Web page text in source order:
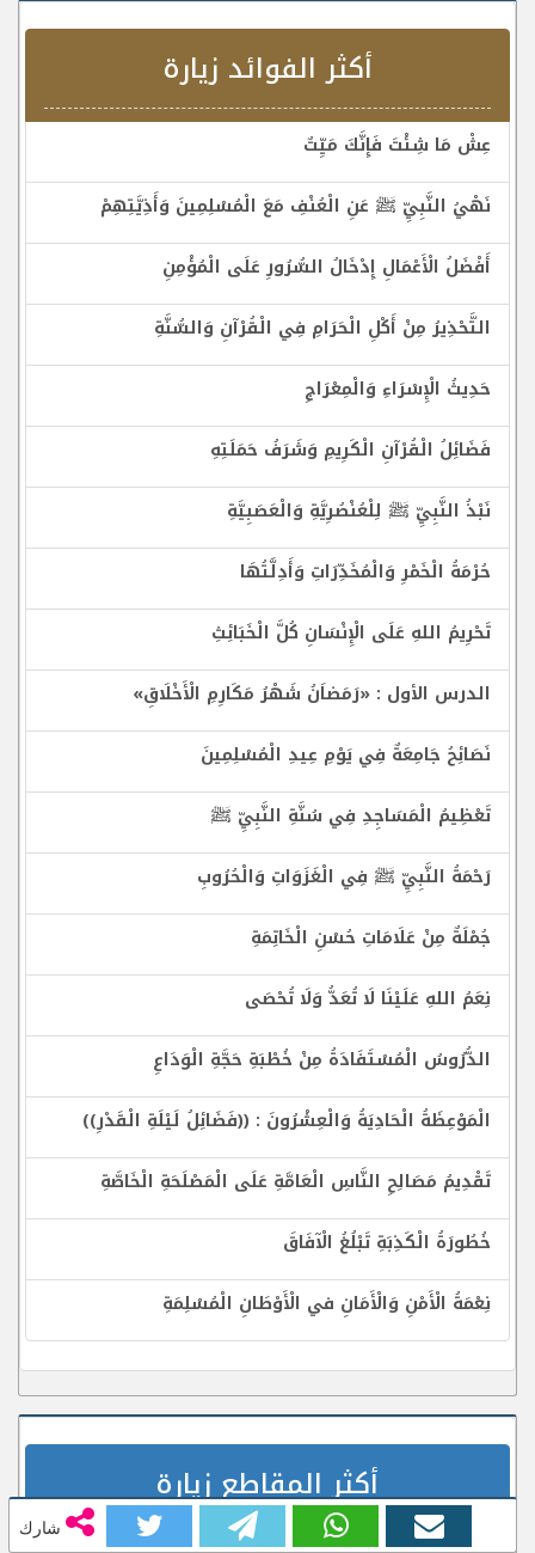
شارك
أكثر الفوائد زيارة
عِشْ مَا شِئْتَ فَإِنَّكَ مَيِّتٌ
نَهْيُ النَّبِيِّ ﷺ عَنِ الْعُنْفِ مَعَ الْمُسْلِمِينَ وَأَذِيَّتِهِمْ
أَفْضَلُ الْأَعْمَالِ إِدْخَالُ السُّرُورِ عَلَى الْمُؤْمِنِ
التَّحْذِيرُ مِنْ أَكْلِ الْحَرَامِ فِي الْقُرْآنِ وَالسُّنَّةِ
حَدِيثُ الْإِسْرَاءِ وَالْمِعْرَاجِ
فَضَائِلُ الْقُرْآنِ الْكَرِيمِ وَشَرَفُ حَمَلَتِهِ
نَبْذُ النَّبِيِّ ﷺ لِلْعُنْصُرِيَّةِ وَالْعَصَبِيَّةِ
حُرْمَةُ الْخَمْرِ وَالْمُخَدِّرَاتِ وَأَدِلَّتُهَا
تَحْرِيمُ اللهِ عَلَى الْإِنْسَانِ كُلَّ الْخَبَائِثِ
الدرس الأول : «رَمَضاَنُ شَهْرُ مَكَارِمِ الْأَخْلَاقِ»
نَصَائِحُ جَامِعَةٌ فِي يَوْمِ عِيدِ الْمُسْلِمِينَ
تَعْظِيمُ الْمَسَاجِدِ فِي سُنَّةِ النَّبِيِّ ﷺ
رَحْمَةُ النَّبِيِّ ﷺ فِي الْغَزَوَاتِ وَالْحُرُوبِ
جُمْلَةٌ مِنْ عَلَامَاتِ حُسْنِ الْخَاتِمَةِ
نِعَمُ اللهِ عَلَيْنَا لَا تُعَدُّ وَلَا تُحْصَى
الدُّرُوسُ الْمُسْتَفَادَةُ مِنْ خُطْبَةِ حَجَّةِ الْوَدَاعِ
الْمَوْعِظَةُ الْحَادِيَةُ وَالْعِشْرُونَ : ((فَضَائِلُ لَيْلَةِ الْقَدْرِ))
تَقْدِيمُ مَصَالِحِ النَّاسِ الْعَامَّةِ عَلَى الْمَصْلَحَةِ الْخَاصَّةِ
خُطُورَةُ الْكَذِبَةِ تَبْلُغُ الْآفَاقَ
نِعْمَةُ الْأَمْنِ وَالْأَمَانِ في الْأَوْطَانِ الْمُسْلِمَةِ
أكثر المقاطع زيارة